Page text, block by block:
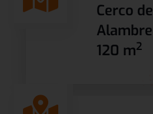
Cerco de
Alambre
120 m2